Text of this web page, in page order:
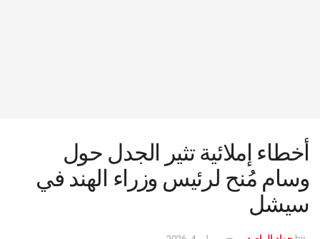
أخطاء إملائية تثير الجدل حول
وسام مُنح لرئيس وزراء الهند في
سيشل